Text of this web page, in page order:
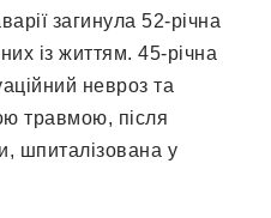
загинула 52-річна
із життям. 45-річна
невроз та
травмою, після
шпиталізована у